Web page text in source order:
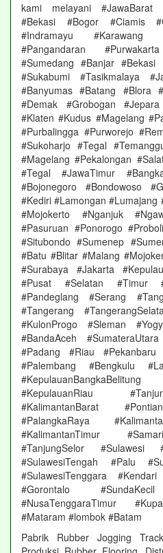
kami melayani #JawaBarat
#Bekasi #Bogor #Ciamis
#Indramayu #Karawang
#Pangandaran
#Sumedang #Banjar
#Sukabumi #Tasikmalaya
#Banyumas #Batang #Blora
#Demak #Grobogan
#Klaten #Kudus #Magelang
#Purbalingga #Purworejo
#Sukoharjo #Tegal
#Magelang #Pekalongan
#Tegal #JawaTimur
#Bojonegoro #Bondowoso
#Kediri #Lamongan #Lumajang
#Mojokerto #Nganjuk
#Pasuruan #Ponorogo
#Situbondo #Sumenep
#Batu #Blitar #Malang
#Surabaya #Jakarta
#Pusat #Selatan #Timur
#Pandeglang #Serang
#Tangerang
#KulonProgo #Sleman
#BandaAceh
#Padang #Riau #Pekanbaru
#Palembang #Bengkulu
#KepulauanRiau
#KalimantanBarat
#PalangkaRaya
#KalimantanTimur
#TanjungSelor #Sulawesi
#SulawesiTengah #Palu
#SulawesiTenggara
#Gorontalo
#NusaTenggaraTimur
#Mataram #lombok #Batam
Pabrik Rubber Jogging